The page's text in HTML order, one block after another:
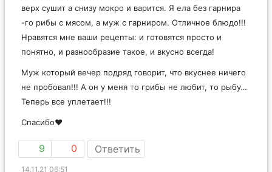
верх сушит а снизу мокро и варится. Я ела без гарнира
-го рибы с мясом, а муж с гарниром. Отличное блюдо!!!
Нравятся мне ваши рецепты: и готовятся просто и
понятно, и разнообразие такое, и вкусно всегда!
Муж который вечер подряд говорит, что вкуснее ничего
не пробовал!!! А он у меня то грибы не любит, то рыбу…
Теперь все уплетает!!!
Спасибо♥️
9 0 Ответить
14.11.21 06:51